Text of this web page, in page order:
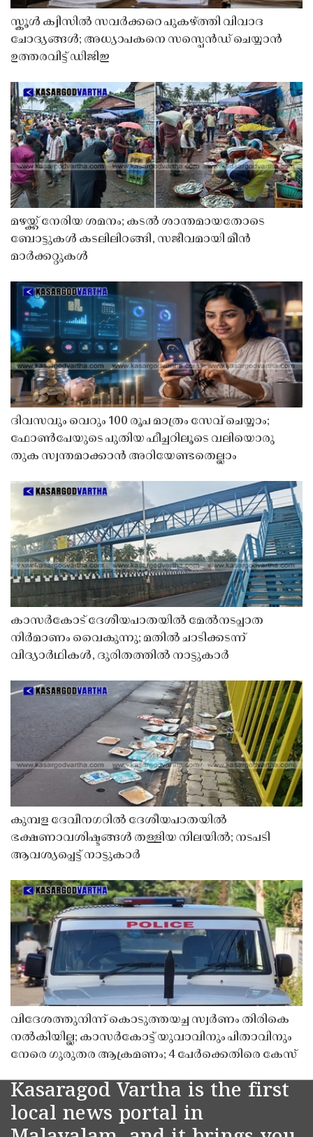
സ്കൂൾ ക്വിസിൽ സവർക്കറെ പുകഴ്ത്തി വിവാദ
ചോദ്യങ്ങൾ; അധ്യാപകനെ സസ്പെൻഡ് ചെയ്യാൻ
ഉത്തരവിട്ട് ഡിജിഇ
മഴയ്ക്ക് നേരിയ ശമനം; കടൽ ശാന്തമായതോടെ
ബോട്ടുകൾ കടലിലിറങ്ങി, സജീവമായി മീൻ
മാർക്കറ്റുകൾ
ദിവസവും വെറും 100 രൂപ മാത്രം സേവ് ചെയ്യാം;
ഫോൺപേയുടെ പുതിയ ഫീച്ചറിലൂടെ വലിയൊരു
തുക സ്വന്തമാക്കാൻ അറിയേണ്ടതെല്ലാം
കാസർകോട് ദേശീയപാതയിൽ മേൽനടപ്പാത
നിർമാണം വൈകുന്നു; മതിൽ ചാടിക്കടന്ന്
വിദ്യാർഥികൾ, ദുരിതത്തിൽ നാട്ടുകാർ
കുമ്പള ദേവീനഗറിൽ ദേശീയപാതയിൽ
ഭക്ഷണാവശിഷ്ടങ്ങൾ തള്ളിയ നിലയിൽ; നടപടി
ആവശ്യപ്പെട്ട് നാട്ടുകാർ
വിദേശത്തുനിന്ന് കൊടുത്തയച്ച സ്വർണം തിരികെ
നൽകിയില്ല; കാസർകോട്ട് യുവാവിനും പിതാവിനും
നേരെ ഗുരുതര ആക്രമണം; 4 പേർക്കെതിരെ കേസ്
Kasaragod Vartha is the first
local news portal in